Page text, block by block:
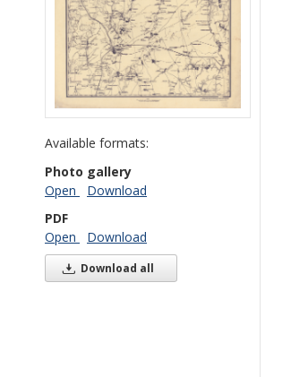
Available formats:
Photo gallery
Open
Download
PDF
Open
Download
Download all